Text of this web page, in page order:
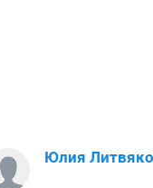
Юлия